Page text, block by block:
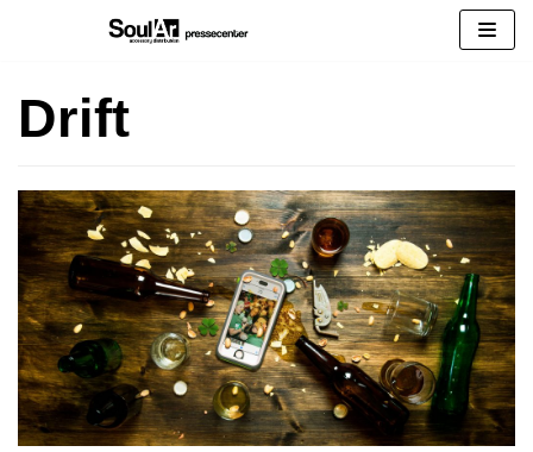
Drift